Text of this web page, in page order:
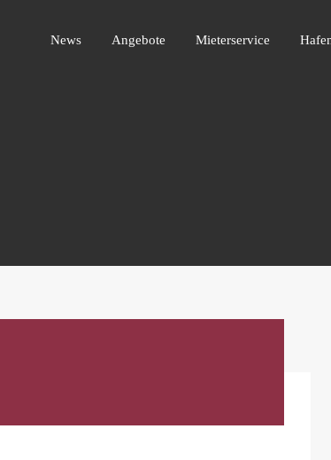
Angebote Mieterservice
News Angebote Mieterservice